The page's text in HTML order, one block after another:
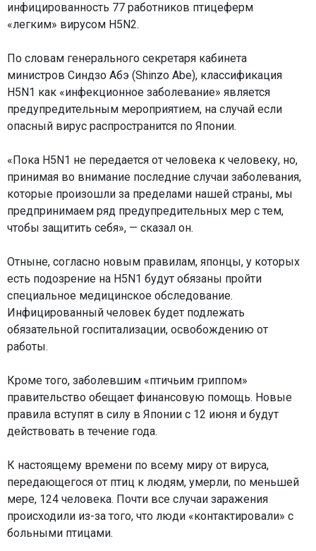
инфицированность 77 работников птицеферм
«легким» вирусом H5N2.
По словам генерального секретаря кабинета
министров Синдзо Абэ (Shinzo Abe), классификация
H5N1 как «инфекционное заболевание» является
предупредительным мероприятием, на случай если
опасный вирус распространится по Японии.
«Пока H5N1 не передается от человека к человеку, но,
принимая во внимание последние случаи заболевания,
которые произошли за пределами нашей страны, мы
предпринимаем ряд предупредительных мер с тем,
чтобы защитить себя», — сказал он.
Отныне, согласно новым правилам, японцы, у которых
есть подозрение на H5N1 будут обязаны пройти
специальное медицинское обследование.
Инфицированный человек будет подлежать
обязательной госпитализации, освобождению от
работы.
Кроме того, заболевшим «птичьим гриппом»
правительство обещает финансовую помощь. Новые
правила вступят в силу в Японии с 12 июня и будут
действовать в течение года.
К настоящему времени по всему миру от вируса,
передающегося от птиц к людям, умерли, по меньшей
мере, 124 человека. Почти все случаи заражения
происходили из-за того, что люди «контактировали» с
больными птицами.